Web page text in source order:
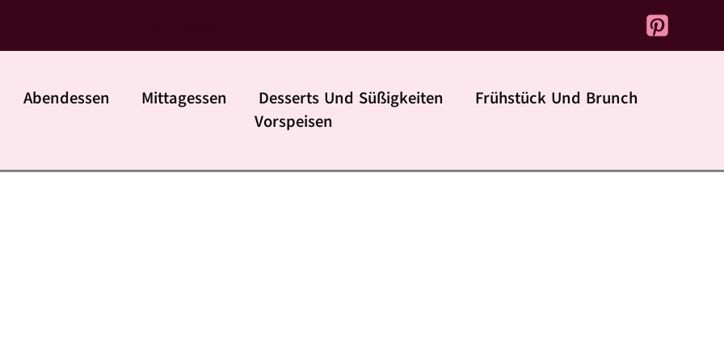
Abendessen Mittagessen Desserts Und Süßigkeiten
Frühstück Und Brunch
Vorspeisen